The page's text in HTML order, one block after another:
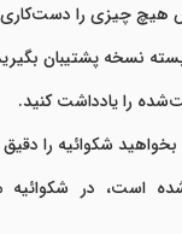
هیچ چیزی را دست‌کاری
نسخه پشتیبان
را یادداشت کنید.
شکوائیه را
است، در شکوائیه